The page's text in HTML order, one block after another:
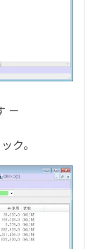
－
ク。